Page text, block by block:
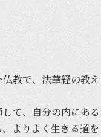
仏教で、 法華経の教
て、 自分の内にある
より よく 生きる道を